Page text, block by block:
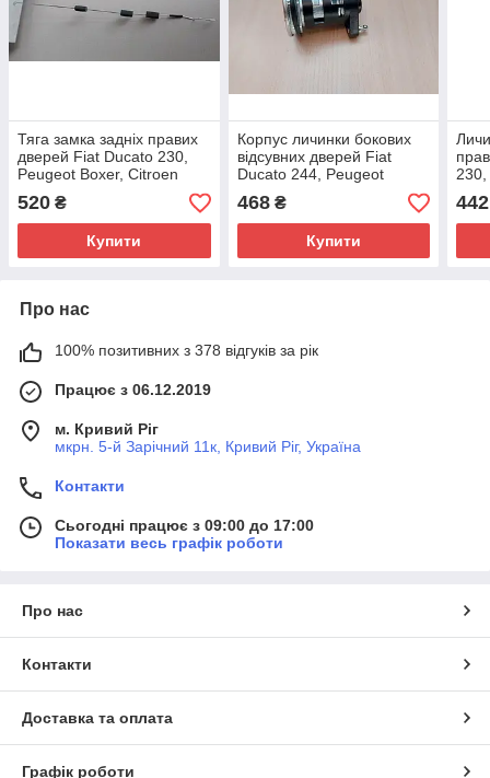
Тяга замка задніх правих
дверей Fiat Ducato 230,
Peugeot Boxer, Citroen
1303912080
520 ₴
Купити
Корпус личинки бокових
відсувних дверей Fiat
Ducato 244, Peugeot
(2002-2006), 9170V5
468₴
Купити
442
Про нас
100% позитивних з 378 відгуків за рік
Працює з 06.12.2019
м. Кривий Ріг
мкрн. 5-й Зарічний 11к, Кривий Ріг, Україна
Контакти
Сьогодні працює з 09:00 до 17:00
Показати весь графік роботи
Про нас
Контакти
Доставка та оплата
Графік роботи